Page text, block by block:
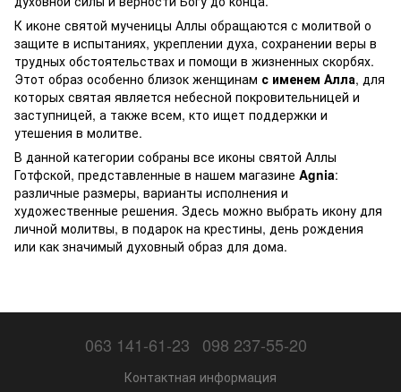
К иконе святой мученицы Аллы обращаются с молитвой о
защите в испытаниях, укреплении духа, сохранении веры в
трудных обстоятельствах и помощи в жизненных скорбях.
Этот образ особенно близок женщинам с именем Алла, для
которых святая является небесной покровительницей и
заступницей, а также всем, кто ищет поддержки и
утешения в молитве.
В данной категории собраны все иконы святой Аллы
Готфской, представленные в нашем магазине Agnia:
различные размеры, варианты исполнения и
художественные решения. Здесь можно выбрать икону для
личной молитвы, в подарок на крестины, день рождения
или как значимый духовный образ для дома.
063 141-61-23 098 237-55-20
Контактная информация